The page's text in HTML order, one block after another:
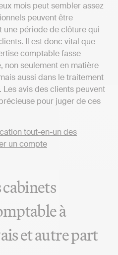
mois peut sembler assez
peuvent être
une période de clôture qui
Il est donc vital que
comptable fasse
non seulement en matière
aussi dans le traitement
avis des clients peuvent
pour juger de ces
cabinets
à
et autre part